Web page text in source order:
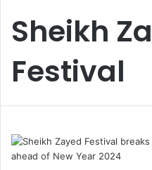
Sheikh
Festival